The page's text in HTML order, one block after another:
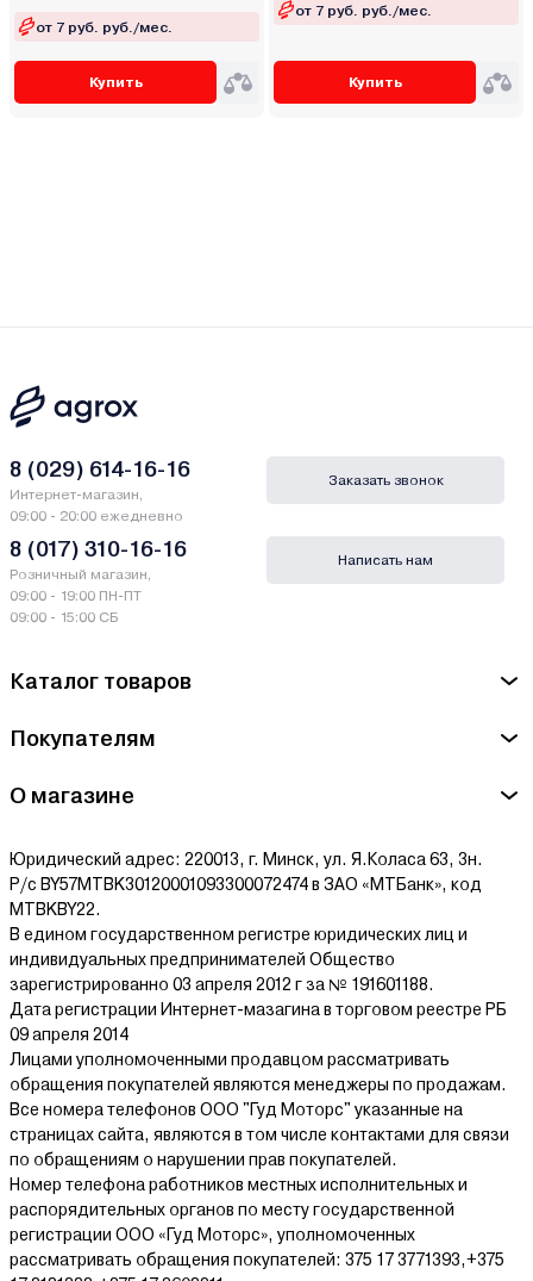
от 7 руб. руб./мес.
Купить
от 7 руб. руб./мес.
Купить
Каталог товаров
Покупателям
О магазине
Юридический адрес: 220013, г. Минск, ул. Я.Коласа 63, 3н.
Р/с BY57MTBK30120001093300072474 в ЗАО «МТБанк», код
MTBKBY22.
В едином государственном регистре юридических лиц и
индивидуальных предпринимателей Общество
зарегистрированно 03 апреля 2012 г за № 191601188.
Дата регистрации Интернет-мазагина в торговом реестре РБ
09 апреля 2014
Лицами уполномоченными продавцом рассматривать
обращения покупателей являются менеджеры по продажам.
Все номера телефонов ООО "Гуд Моторс" указанные на
страницах сайта, являются в том числе контактами для связи
по обращениям о нарушении прав покупателей.
Номер телефона работников местных исполнительных и
распорядительных органов по месту государственной
регистрации ООО «Гуд Моторс», уполномоченных
рассматривать обращения покупателей: 375 17 3771393,+375
8 (029) 614-16-16
Интернет-магазин,
09:00 - 20:00 ежедневно
8 (017) 310-16-16
Розничный магазин,
09:00 - 19:00 ПН-ПТ
09:00 - 15:00 СБ
Заказать звонок
Написать нам